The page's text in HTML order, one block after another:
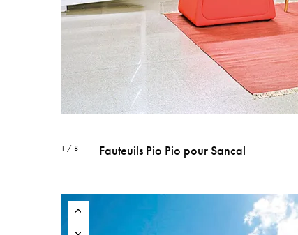
1 / 8 Fauteuils Pio Pio pour Sancal